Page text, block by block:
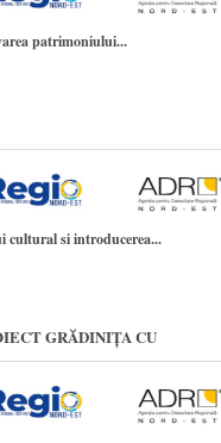
patrimoniului...
cultural si introducerea...
GRĂDINIȚA CU